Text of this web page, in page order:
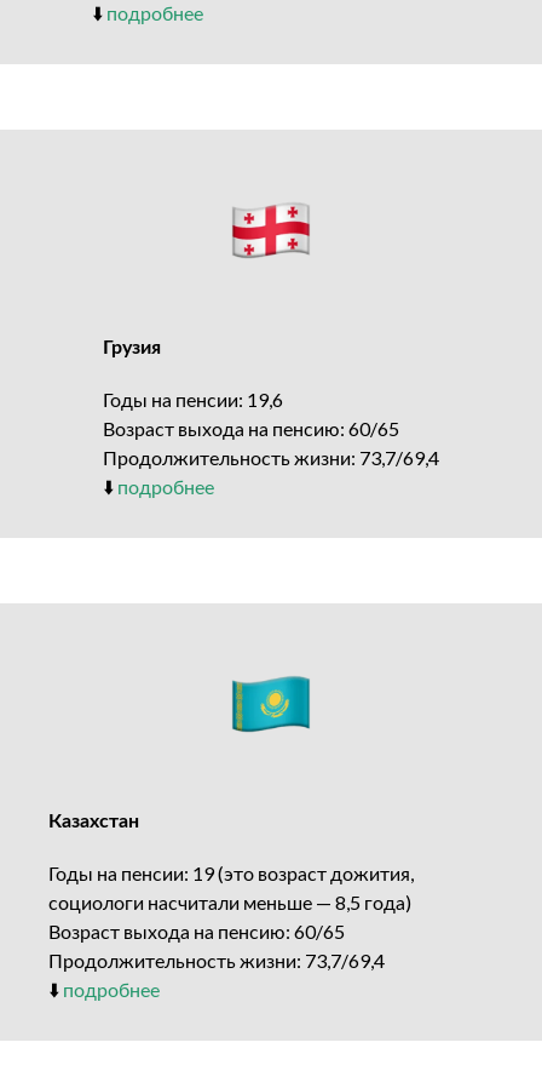
⬇️ подробнее
Грузия
Годы на пенсии: 19,6
Возраст выхода на пенсию: 60/65
Продолжительность жизни: 73,7/69,4
⬇️ подробнее
Казахстан
Годы на пенсии: 19 (это возраст дожития,
социологи насчитали меньше — 8,5 года)
Возраст выхода на пенсию: 60/65
Продолжительность жизни: 73,7/69,4
⬇️ подробнее